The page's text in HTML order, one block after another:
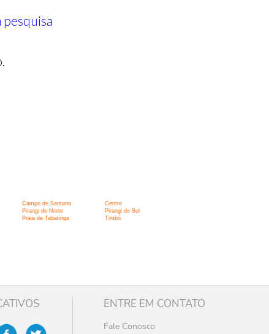
Campo de Santana
Centro
Pirangi do Norte
Pirangi do Sul
Praia de Tabatinga
Timbó
ENTRE EM CONTATO
Fale Conosco